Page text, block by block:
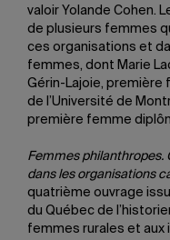
valoir Yolande Cohen.
de plusieurs femmes
ces organisations et
femmes, dont Marie
Gérin-Lajoie, première
de l’Université de
première femme
Femmes philanthropes.
dans les organisations
quatrième ouvrage
du Québec de
femmes rurales et aux